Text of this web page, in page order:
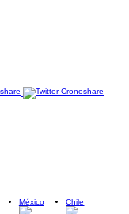
México Chile